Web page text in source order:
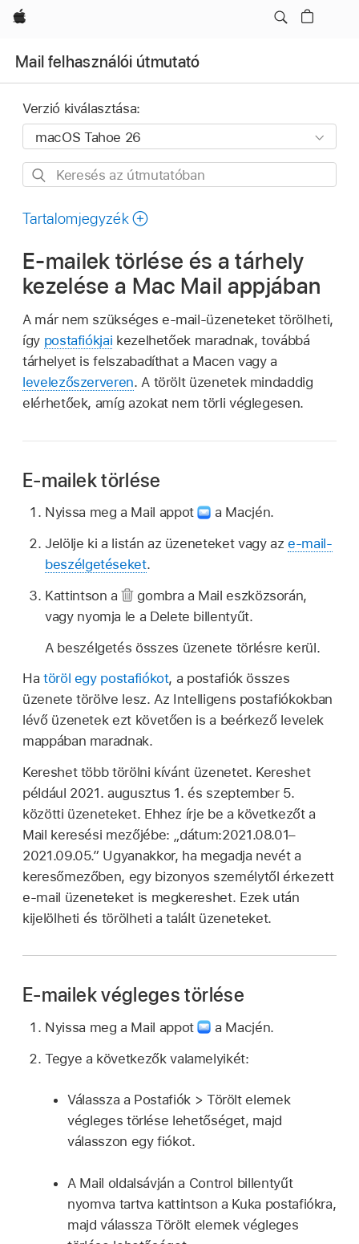
Apple
Mail felhasználói útmutató
Verzió kiválasztása:
Keresés
útmutatóban
Tartalomjegyzék
E‑mailek törlése és a tárhely
kezelése a Mac Mail appjában
A már nem szükséges e-mail-üzeneteket törölheti,
így postafiókjai kezelhetőek maradnak, továbbá
tárhelyet is felszabadíthat a Macen vagy a
levelezőszerveren. A törölt üzenetek mindaddig
elérhetőek, amíg azokat nem törli véglegesen.
E-mailek törlése
Nyissa meg a Mail appot
a Macjén.
Jelölje ki a listán az üzeneteket vagy aze-mail-
beszélgetéseket.
Kattintson a
gombra a Mail eszközsorán,
vagy nyomja le a Delete billentyűt.
A beszélgetés összes üzenete törlésre kerül.
Ha töröl egy postafiókot, a postafiók összes
üzenete törölve lesz. Az Intelligens postafiókokban
lévő üzenetek ezt követően is a beérkező levelek
mappában maradnak.
Kereshet több törölni kívánt üzenetet. Kereshet
például 2021. augusztus 1. és szeptember 5.
közötti üzeneteket. Ehhez írje be a következőt a
Mail keresési mezőjébe: „dátum:2021.08.01–
2021.09.05.” Ugyanakkor, ha megadja nevét a
keresőmezőben, egy bizonyos személytől érkezett
e-mail üzeneteket is megkereshet. Ezek után
kijelölheti és törölheti a talált üzeneteket.
E-mailek végleges törlése
Nyissa meg a Mail appot
a Macjén.
Tegye a következők valamelyikét:
Válassza a Postafiók > Törölt elemek
végleges törlése lehetőséget, majd
válasszon egy fiókot.
A Mail oldalsávján a Control billentyűt
nyomva tartva kattintson a Kuka postafiókra,
majd válassza Törölt elemek végleges